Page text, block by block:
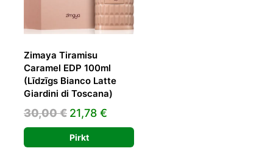
Zimaya Tiramisu
Caramel EDP 100ml
(Līdzīgs Bianco Latte
Giardini di Toscana)
30,00€ Original
price
was:
21,78 €
price
is:
Pirkt